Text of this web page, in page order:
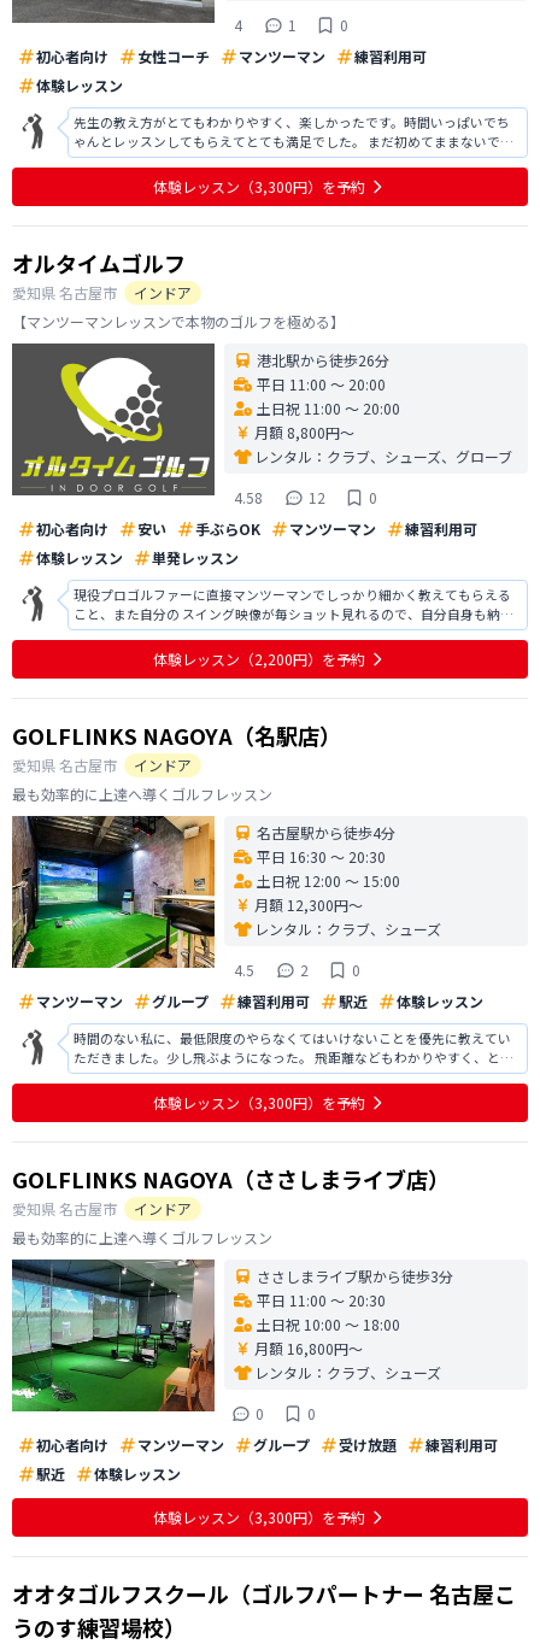
4 1
0
初心者向け
女性コーチ マンツーマン
練習利用可
体験レッスン
先生の教え方がとてもわかりやすく、楽しかったです。時間いっぱいでち
ゃんとレッスンしてもらえてとても満足でした。 まだ初めてままないです
が、楽しいと思えるレッスンでした。アイアン苦手だと思ってたけど、レ
ッスン中は当たって嬉しかったが、別日に打ってみたらやっぱり思うよう
にはいかなかった。またよろしくお願
体験レッスン （3,300円） を予約
オルタイムゴルフ
愛知県名古屋市
インドア
【マンツーマンレッスンで本物のゴルフを極める】
港北駅から徒歩26分
平日 11:00 〜 20:00
土日祝 11:00 〜 20:00
月額 8,800円〜
レンタル： クラブ、シューズ、グローブ
4.58
12
0
初心者向け
安い 手ぶらOK マンツーマン
練習利用可
体験レッスン
単発レッスン
現役プロゴルファーに直接マンツーマンでしっかり細かく教えてもらえる
こと、また自分の スイング映像が毎ショット見れるので、自分自身も納得
して進めます! レッスンも抽象的ではなく具体的なので、分かりやすいで
がたいです。 スコアはもち
体験レッスン （2,200円） を予約
GOLFLINKS NAGOYA（名駅店）
愛知県名古屋市
インドア
最も効率的に上達へ導くゴルフレッスン
名古屋駅から徒歩4分
平日 16:30 〜 20:30
土日祝 12:00 〜 15:00
月額 12,300円〜
レンタル： クラブ、シューズ
4.5
2
0
マンツーマン
グループ 練習利用可 駅近 体験レッスン
時間のない私に、最低限度のやらなくてはいけないことを優先に教えてい
ただきました。少し飛ぶようになった。 飛距離などもわかりやすく、とて
もよかった。パターも教えていただきました。 もう少しレッスン日を増や
してほしい 金曜日、 土日、他平日含めて 一度検討していただきたいです。
よろしくお願いいたします
体験レッスン （3,300円） を予約
GOLFLINKS NAGOYA（ささしまライブ店）
愛知県名古屋市
インドア
最も効率的に上達へ導くゴルフレッスン
ささしまライブ駅から徒歩3分
平日 11:00 〜 20:30
土日祝 10:00 〜 18:00
月額 16,800円〜
レンタル： クラブ、シューズ
0
0
初心者向け
マンツーマン グループ 受け放題
練習利用可
駅近
体験レッスン
体験レッスン （3,300円） を予約
オオタゴルフスクール（ゴルフパートナー 名古屋こ
うのす練習場校）